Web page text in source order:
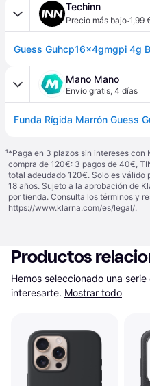
Techinn
Precio más bajo·1,99
Mano Mano
Envío gratis, 4 días
¹*Paga en 3 plazos sin intereses con
compra de 120€: 3 pagos de 40€,
total adeudado 120€. Solo es válido
18 años. Sujeto a la aprobación de
por tienda. Consulta los términos y
https://www.klarna.com/es/legal/.
Productos
Hemos seleccionado una
interesarte. Mostrar todo